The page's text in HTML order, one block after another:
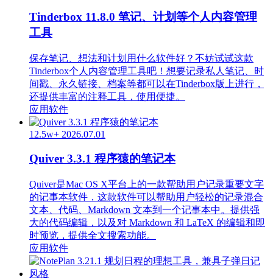
Tinderbox 11.8.0 笔记、计划等个人内容管理
工具
保存笔记、想法和计划用什么软件好？不妨试试这款
Tinderbox个人内容管理工具吧！想要记录私人笔记、时
间戳、永久链接、档案等都可以在Tinderbox版上进行，
还提供丰富的注释工具，使用便捷。
应用软件
12.5w+ 2026.07.01
Quiver 3.3.1 程序猿的笔记本
Quiver是Mac OS X平台上的一款帮助用户记录重要文字
的记事本软件，这款软件可以帮助用户轻松的记录混合
文本、代码、Markdown 文本到一个记事本中。提供强
大的代码编辑，以及对 Markdown 和 LaTeX 的编辑和即
时预览，提供全文搜索功能。
应用软件